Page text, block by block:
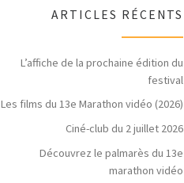
ARTICLES RÉCENTS
L’affiche de la prochaine édition du
festival
Les films du 13e Marathon vidéo (2026)
Ciné-club du 2 juillet 2026
Découvrez le palmarès du 13e
marathon vidéo